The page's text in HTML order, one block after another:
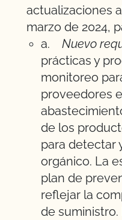
actualizaciones
marzo de 2024,
a. Nuevo
prácticas y
monitoreo
proveedores
de los
para detectar
orgánico. La
plan de
reflejar la
de suministro.